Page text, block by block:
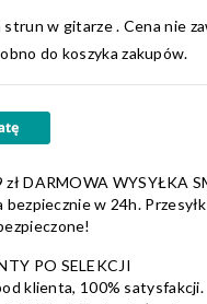
strun w gitarze . Cena nie
do koszyka zakupów.
zł DARMOWA WYSYŁKA
bezpiecznie w 24h.
PO SELEKCJI
klienta, 100% satysfakcji.